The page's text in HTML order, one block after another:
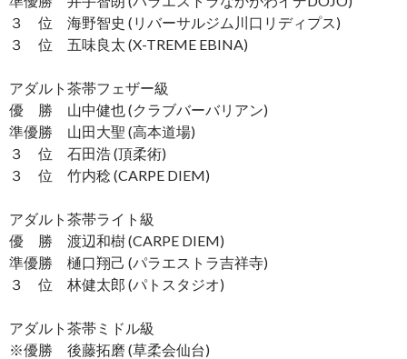
３ 位 海野智史 (リバーサルジム川口リディプス)
３ 位 五味良太 (X-TREME EBINA)
アダルト茶帯フェザー級
優 勝 山中健也 (クラブバーバリアン)
準優勝 山田大聖 (高本道場)
３ 位 石田浩 (頂柔術)
３ 位 竹内稔 (CARPE DIEM)
アダルト茶帯ライト級
優 勝 渡辺和樹 (CARPE DIEM)
準優勝 樋口翔己 (パラエストラ吉祥寺)
３ 位 林健太郎 (パトスタジオ)
アダルト茶帯ミドル級
※優勝 後藤拓磨 (草柔会仙台)